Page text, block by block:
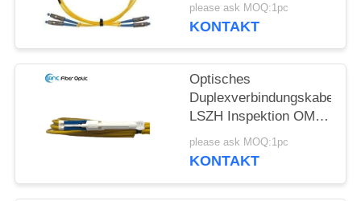
optischen Fasern
please ask MOQ:1pc
KONTAKT
Optisches
Duplexverbindungskabel
LSZH Inspektion OM2
OM3 OM5
Verbindungskabel-
please ask MOQ:1pc
KONTAKT